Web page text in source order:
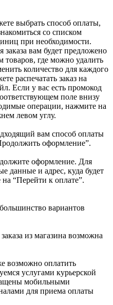
выбрать способ оплаты,
со списком
при необходимости.
вам будет предложено
товаров, где можно удалить
количество для каждого
распечатать заказ на
Если у вас есть промокод
поле внизу
операции, нажмите на
левом углу.
вам способ оплаты
оформление”.
оформление. Для
данные и адрес, куда будет
“Перейти к оплате”.
вариантов
из магазина возможна
возможно оплатить
услугами курьерской
мобильными
для приема оплаты